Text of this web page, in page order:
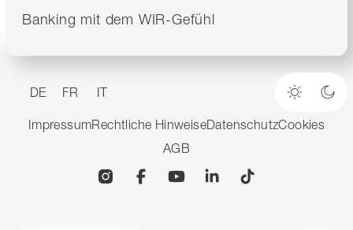
Banking mit dem WIR-Gefühl
DE FR IT
Heller
ImpressumRechtliche HinweiseDatenschutzCookies
AGB
InstagramFacebookYouTubeLinkedin